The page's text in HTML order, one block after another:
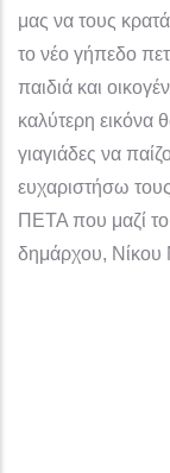
μας να τους
το νέο γήπεδο
παιδιά και
καλύτερη εικόνα
γιαγιάδες να
ευχαριστήσω
ΠΕΤΑ που μαζί
δημάρχου,